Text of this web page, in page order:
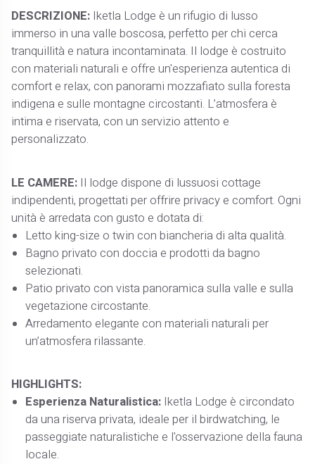
DESCRIZIONE: Iketla Lodge è un rifugio di lusso
immerso in una valle boscosa, perfetto per chi cerca
tranquillità e natura incontaminata. Il lodge è costruito
con materiali naturali e offre un'esperienza autentica di
comfort e relax, con panorami mozzafiato sulla foresta
indigena e sulle montagne circostanti. L’atmosfera è
intima e riservata, con un servizio attento e
personalizzato.
LE CAMERE: Il lodge dispone di lussuosi cottage
indipendenti, progettati per offrire privacy e comfort. Ogni
unità è arredata con gusto e dotata di:
Letto king-size o twin con biancheria di alta qualità.
Bagno privato con doccia e prodotti da bagno
selezionati.
Patio privato con vista panoramica sulla valle e sulla
vegetazione circostante.
Arredamento elegante con materiali naturali per
un’atmosfera rilassante.
HIGHLIGHTS:
Esperienza Naturalistica: Iketla Lodge è circondato
da una riserva privata, ideale per il birdwatching, le
passeggiate naturalistiche e l'osservazione della fauna
locale.